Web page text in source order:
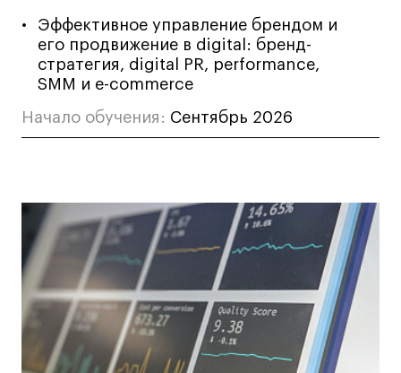
дверей
дверей
События
События
Истории успеха
Истории успеха
Работы студентов
Работы студентов
info@britishdesign.ru
info@britishdesign.ru
Адрес на карте
Адрес на карте
EN
EN
Эффективное управление брендом и
его продвижение в digital: бренд-
стратегия, digital PR, performance,
SMM и e-commerce
Начало обучения: Сентябрь 2026